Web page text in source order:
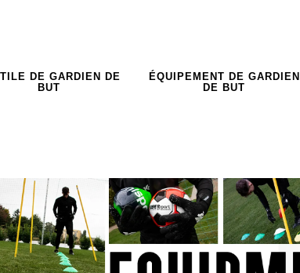
DE GARDIEN DE
BUT
ÉQUIPEMENT DE GARDIEN
DE BUT